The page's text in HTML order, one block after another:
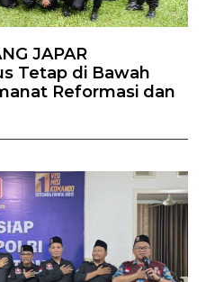
JAPAR
Tetap di Bawah
Reformasi dan